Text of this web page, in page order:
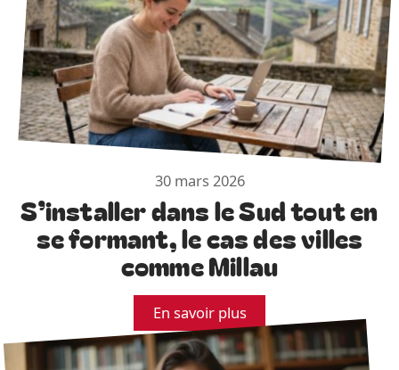
30 mars 2026
S’installer dans le Sud tout en
se formant, le cas des villes
comme Millau
En savoir plus